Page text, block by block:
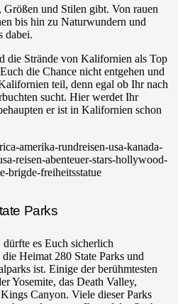
Größen und Stilen gibt. Von rauen
bis hin zu Naturwundern und
dabei.
die Strände von Kalifornien als Top
die Chance nicht entgehen und
teil, denn egal ob Ihr nach
sucht. Hier werdet Ihr
er ist in Kalifornien schon
Parks
es Euch sicherlich
Heimat 280 State Parks und
ist. Einige der berühmtesten
Yosemite, das Death Valley,
Canyon. Viele dieser Parks